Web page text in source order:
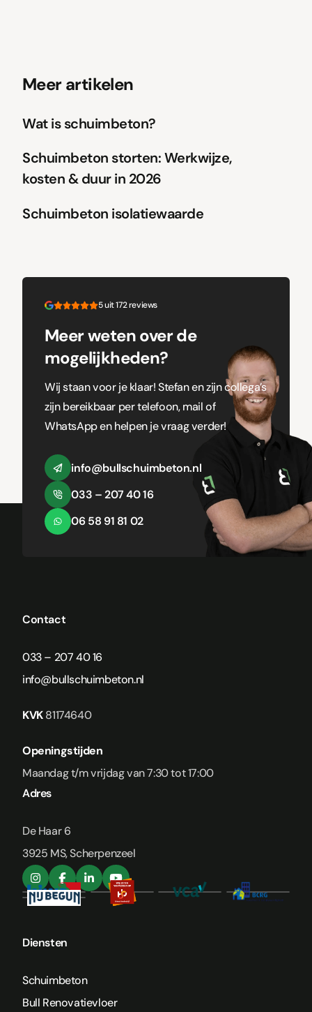
Meer artikelen
Wat is schuimbeton?
Schuimbeton storten: Werkwijze,
kosten & duur in 2026
Schuimbeton isolatiewaarde
5 uit 172 reviews
Meer weten over de
mogelijkheden?
Wij staan voor je klaar! Stefan en zijn collega’s
zijn bereikbaar per telefoon, mail of
WhatsApp en helpen je vraag verder!
info@bullschuimbeton.nl
033 – 207 40 16
06 58 91 81 02
Contact
033 – 207 40 16
info@bullschuimbeton.nl
KVK81174640
Openingstijden
Maandag t/m vrijdag van 7:30 tot 17:00
Adres
De Haar 6
3925 MS, Scherpenzeel
Diensten
Schuimbeton
Bull Renovatievloer